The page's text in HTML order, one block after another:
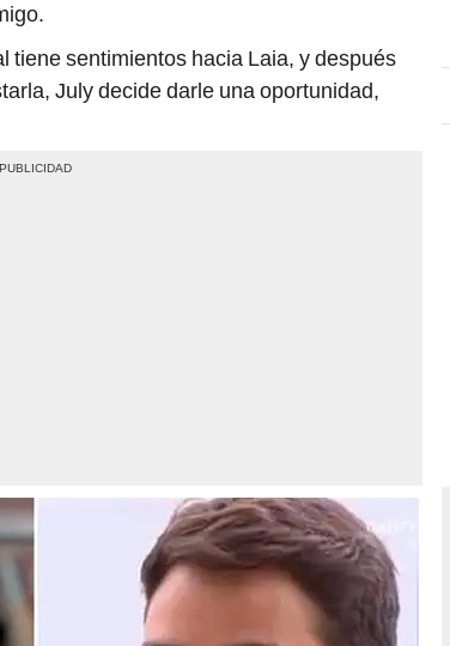
tiene sentimientos hacia Laia, y después
July decide darle una oportunidad,